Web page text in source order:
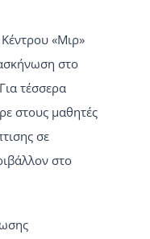
«Μιρ»
στο
τέσσερα
στους μαθητές
σε
στο